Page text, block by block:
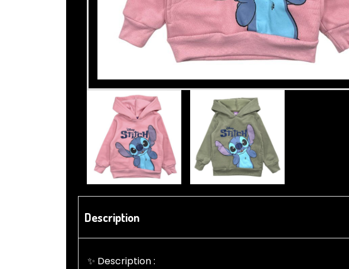
Description
✨ Description :